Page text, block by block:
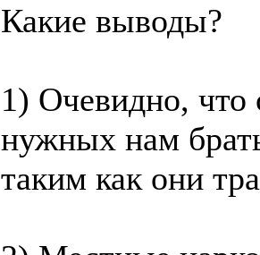
Какие выводы?
1) Очевидно, что
нужных нам
таким как они